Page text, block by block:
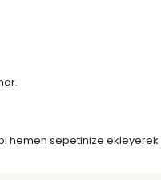
hemen sepetinize